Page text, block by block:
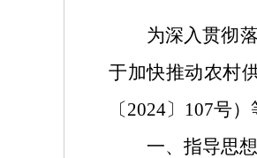
为深入贯彻
于加快推动农村
〔2024〕 107号）
一、指导思想